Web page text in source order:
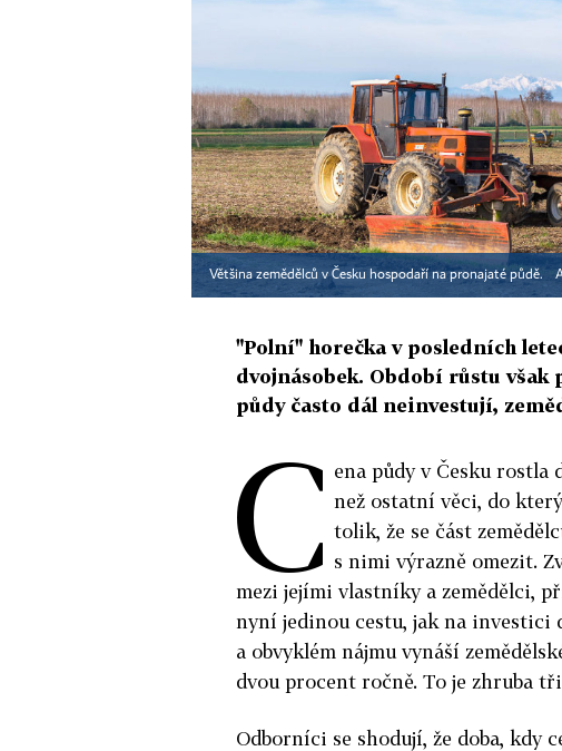
Většina zemědělců v Česku hospodaří na pronajaté půdě.
"Polní" horečka v posledních
dvojnásobek. Období růstu
půdy často dál neinvestují,
C ena půdy v Česku
než ostatní věci, do
tolik, že se část
s nimi výrazně omezit.
mezi jejími vlastníky a zemědělci,
nyní jedinou cestu, jak na investici
a obvyklém nájmu vynáší
dvou procent ročně. To je zhruba
Odborníci se shodují, že doba, kdy